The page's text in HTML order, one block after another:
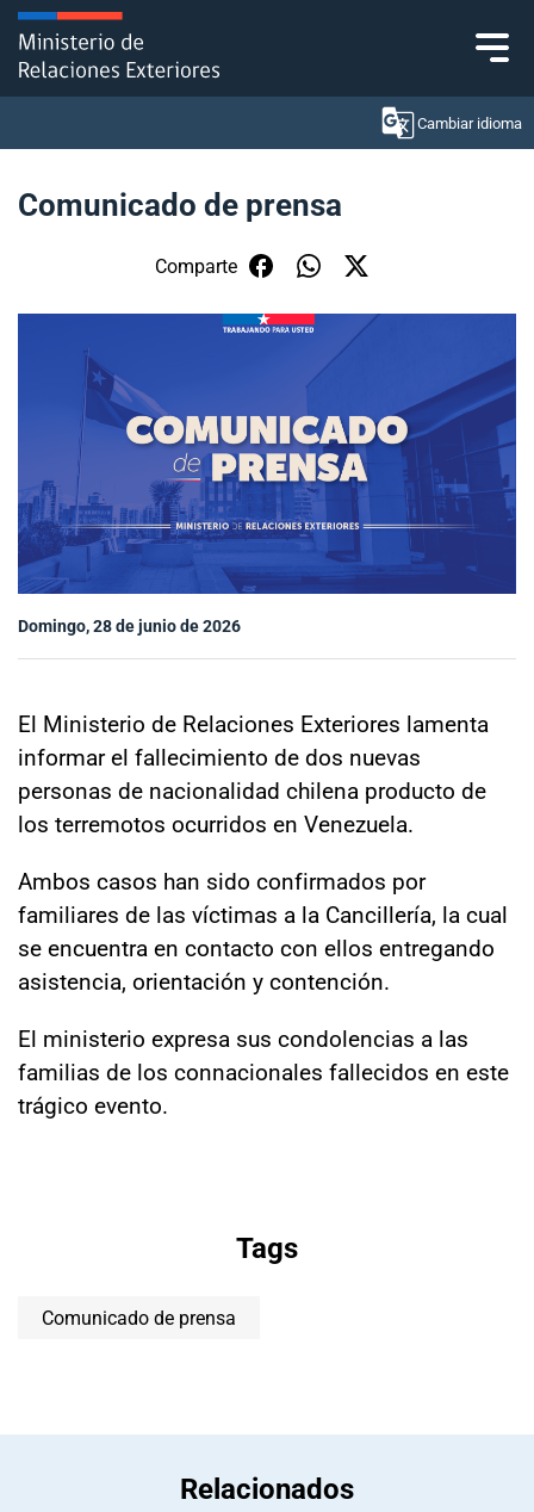
Click acá para ir directamente al contenido
Cambiar idioma
Embajadas y consulados
Servicios ciudadanos
Subsecretaría de Relaciones Económicas
Internacionales
Sala de prensa
modo claro
Comunicado de prensa
Comparte
Domingo, 28 de junio de 2026
El Ministerio de Relaciones Exteriores lamenta
informar el fallecimiento de dos nuevas
personas de nacionalidad chilena producto de
los terremotos ocurridos en Venezuela.
Ambos casos han sido confirmados por
familiares de las víctimas a la Cancillería, la cual
se encuentra en contacto con ellos entregando
asistencia, orientación y contención.
El ministerio expresa sus condolencias a las
familias de los connacionales fallecidos en este
trágico evento.
Tags
Comunicado de prensa
Relacionados